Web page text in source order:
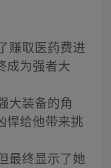
赚取医药费进
成为强者大
大装备的角
悍给他带来挑
最终显示了她